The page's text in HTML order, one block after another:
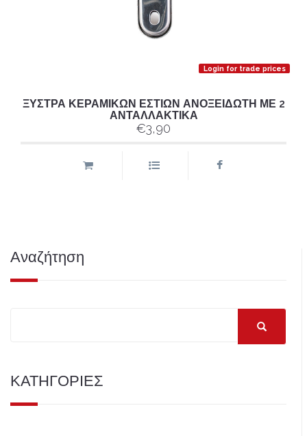
Login for trade prices
ΞΥΣΤΡΑ ΚΕΡΑΜΙΚΩΝ ΕΣΤΙΩΝ ΑΝΟΞΕΙΔΩΤΗ ΜΕ 2
ΑΝΤΑΛΛΑΚΤΙΚΑ
€3,90
Αναζήτηση
ΚΑΤΗΓΟΡΙΕΣ